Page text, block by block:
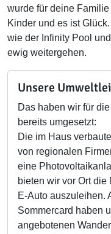
wurde für deine
Kinder und es ist
wie der Infinity Pool
ewig weitergehen.
Unsere
Das haben wir für
bereits umgesetzt:
Die im Haus
von regionalen
eine
bieten wir vor Ort
E-Auto auszuleihen.
Sommercard haben
angebotenen